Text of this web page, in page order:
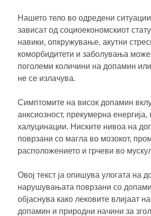
Нашето тело во одредени
зависат од социоекономскиот
навики, опкружување, акутни
коморбидитети и заболувања
поголеми количини на допамин
не се излачува.
Симптомите на висок допамин
анксиозност, прекумерна
халуцинации. Ниските нивоа на
поврзани со магла во мозокот,
расположението и грчеви во
Овој текст ја опишува улогата на
нарушувањата поврзани со
објаснува како лековите влијаат
допамин и природни начини за